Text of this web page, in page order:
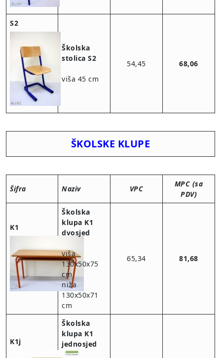
S2
Školska
stolica S2
viša 45 cm
54,45 68,06
ŠKOLSKE KLUPE
Šifra Naziv VPC
MPC (sa
PDV)
K1
Školska
klupa K1
dvosjed
viša
130x50x75
cm
niža
130x50x71
cm
65,34 81,68
K1j
Školska
klupa K1
jednosjed